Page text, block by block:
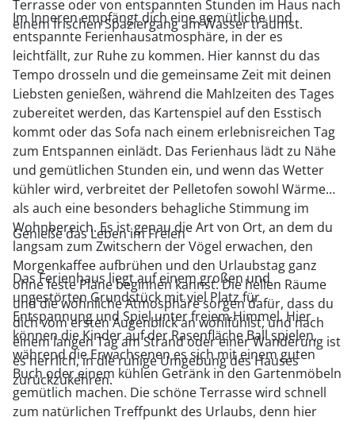
Terrasse oder von entspannten Stunden im Haus nach
einem frischen Spaziergang am Wasser träumst.
Im Inneren empfängt dich eine gemütliche und
entspannte Ferienhausatmosphäre, in der es
leichtfällt, zur Ruhe zu kommen. Hier kannst du das
Tempo drosseln und die gemeinsame Zeit mit deinen
Liebsten genießen, während die Mahlzeiten des Tages
zubereitet werden, das Kartenspiel auf den Esstisch
kommt oder das Sofa nach einem erlebnisreichen Tag
zum Entspannen einlädt. Das Ferienhaus lädt zu Nähe
und gemütlichen Stunden ein, und wenn das Wetter
kühler wird, verbreitet der Pelletofen sowohl Wärme
als auch eine besonders behagliche Stimmung im
Wohnbereich. Es ist genau die Art von Ort, an dem du
langsam zum Zwitschern der Vögel erwachen, den
Morgenkaffee aufbrühen und den Urlaubstag ganz
ohne feste Pläne beginnen kannst. Die hellen Räume
und die wohnliche Atmosphäre sorgen dafür, dass du
dich vom ersten Augenblick an wohlfühlst, und nach
einem langen Tag am Strand oder einer Wanderung ist
es herrlich, in die ruhige Umgebung des Hauses
zurückzukehren.
Genieße das Leben im Freien
Das Ferienhaus liegt auf einem großen und
ungestörten Grundstück mit viel Platz für
Entspannung und Spiel unter freiem Himmel. Hier
können die Kinder auf der Rasenfläche Ball spielen,
während die Erwachsenen es sich mit einem guten
Buch oder einem kühlen Getränk in den Gartenmöbeln
gemütlich machen. Die schöne Terrasse wird schnell
zum natürlichen Treffpunkt des Urlaubs, denn hier